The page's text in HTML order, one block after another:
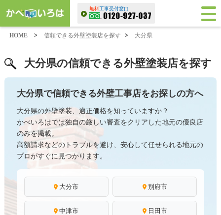
無料工事受付窓口
HOME > 信頼できる外壁塗装店を探す > 大分県
大分県の信頼できる外壁塗装店を探す
大分県で信頼できる外壁工事店をお探しの方へ
大分県の外壁塗装、適正価格を知っていますか？
かべいろはでは独自の厳しい審査をクリアした地元の優良店
のみを掲載。
高額請求などのトラブルを避け、安心して任せられる地元の
プロがすぐに見つかります。
大分市 別府市
中津市 日田市